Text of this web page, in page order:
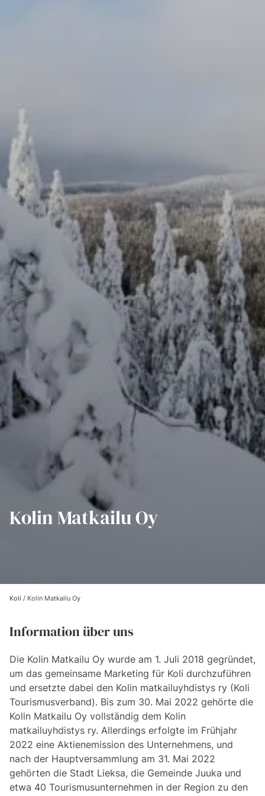
Kolin Matkailu Oy
Koli / Kolin Matkailu Oy
Information über uns
Die Kolin Matkailu Oy wurde am 1. Juli 2018 gegründet,
um das gemeinsame Marketing für Koli durchzuführen
und ersetzte dabei den Kolin matkailuyhdistys ry (Koli
Tourismusverband). Bis zum 30. Mai 2022 gehörte die
Kolin Matkailu Oy vollständig dem Kolin
matkailuyhdistys ry. Allerdings erfolgte im Frühjahr
2022 eine Aktienemission des Unternehmens, und
nach der Hauptversammlung am 31. Mai 2022
gehörten die Stadt Lieksa, die Gemeinde Juuka und
etwa 40 Tourismusunternehmen in der Region zu den